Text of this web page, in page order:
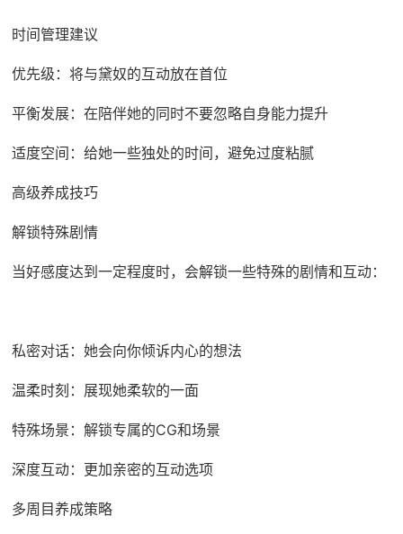
时间管理建议
优先级：将与黛奴的互动放在首位
平衡发展：在陪伴她的同时不要忽略自身能力提升
适度空间：给她一些独处的时间，避免过度粘腻
高级养成技巧
解锁特殊剧情
当好感度达到一定程度时，会解锁一些特殊的剧情和互动：
私密对话：她会向你倾诉内心的想法
温柔时刻：展现她柔软的一面
特殊场景：解锁专属的CG和场景
深度互动：更加亲密的互动选项
多周目养成策略